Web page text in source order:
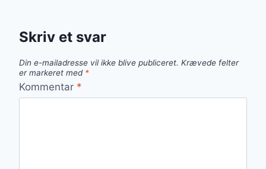
Skriv et svar
Din e-mailadresse vil ikke blive publiceret. Krævede felter
er markeret med *
Kommentar *